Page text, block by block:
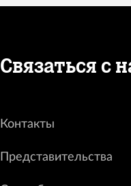
Связаться с
Контакты
Представительства